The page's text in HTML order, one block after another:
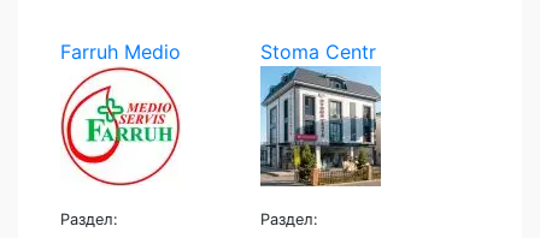
Farruh Medio
Servis
Раздел:
Stoma Centr
Раздел: